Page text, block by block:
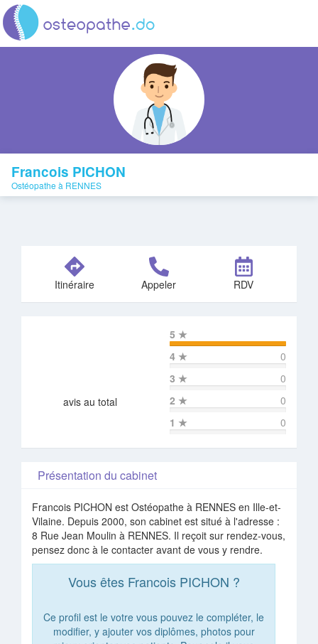
Francois PICHON
Ostéopathe à RENNES
Itinéraire Appeler RDV
avis au total
5 ★
4 ★
0
3 ★
0
2 ★
0
1 ★ 0
Présentation du cabinet
Francois PICHON est Ostéopathe à RENNES en Ille-et-
Vilaine. Depuis 2000, son cabinet est situé à l'adresse :
8 Rue Jean Moulin à RENNES. Il reçoit sur rendez-vous,
pensez donc à le contacter avant de vous y rendre.
Vous êtes Francois PICHON ?
Ce profil est le votre vous pouvez le compléter, le
modifier, y ajouter vos diplômes, photos pour